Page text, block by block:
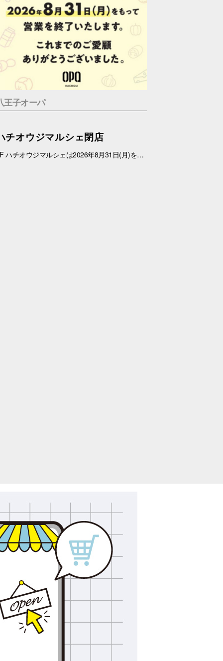
王子オーパ
チオウジマルシェ閉店
1F ハチオウジマルシェは2026年8月31日(月)をもちまして、営業を終了させていただきます。 これまでのご愛顧ありがとうございました。 また、1Fフロアにつきましては、今冬にリニューアルを予定しております。